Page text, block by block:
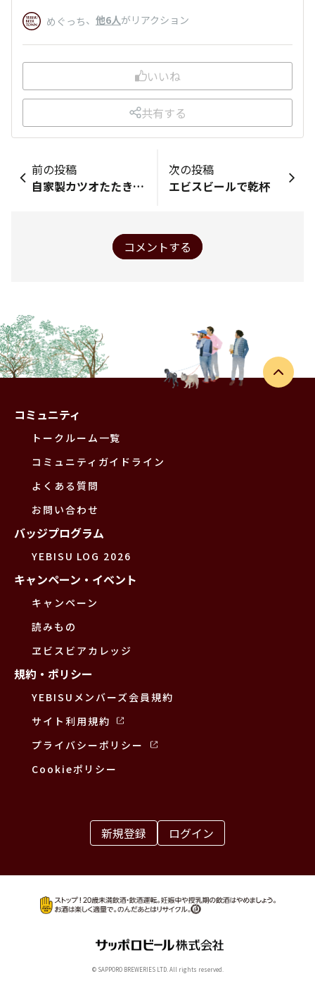
めぐっち、 他6人がリアクション
いいね
共有する
前の投稿
自家製カツオたたき ＆ エビスビール ＝ 至福
次の投稿
エビスビールで乾杯
コメントする
コミュニティ
トークルーム一覧
コミュニティガイドライン
よくある質問
お問い合わせ
バッジプログラム
YEBISU LOG 2026
キャンペーン・イベント
キャンペーン
読みもの
ヱビスビアカレッジ
規約・ポリシー
YEBISUメンバーズ会員規約
サイト利用規約
プライバシーポリシー
Cookieポリシー
新規登録 ログイン
© SAPPORO BREWERIES LTD. All rights reserved.